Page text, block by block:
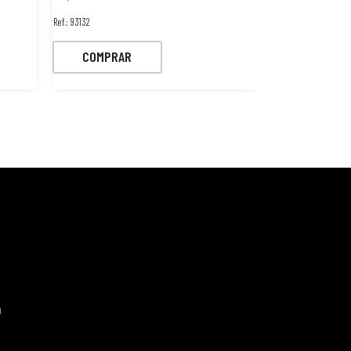
Ref.: 93132
COMPRAR